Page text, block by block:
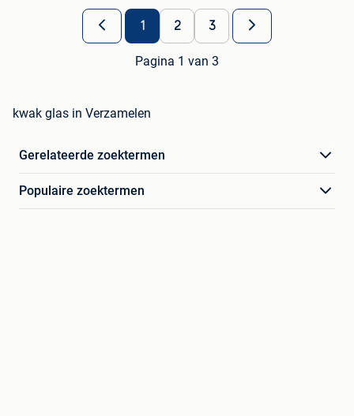
1 2 3
Pagina 1 van 3
kwak glas in Verzamelen
Gerelateerde zoektermen
Populaire zoektermen